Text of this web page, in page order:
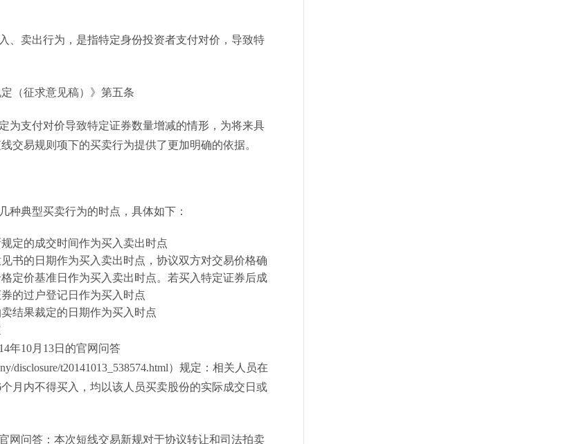
卖出行为，是指特定身份投资者支付对价，导致特
（征求意见稿）》第五条
支付对价导致特定证券数量增减的情形，为将来具
交易规则项下的买卖行为提供了更加明确的依据。
典型买卖行为的时点，具体如下：
定的成交时间作为买入卖出时点
书的日期作为买入卖出时点，协议双方对交易价格确
定价基准日作为买入卖出时点。若买入特定证券后成
的过户登记日作为买入时点
结果裁定的日期作为买入时点
10月13日的官网问答
disclosure/t20141013_538574.html）规定：相关人员在
月内不得买入，均以该人员买卖股份的实际成交日或
问答：本次短线交易新规对于协议转让和司法拍卖